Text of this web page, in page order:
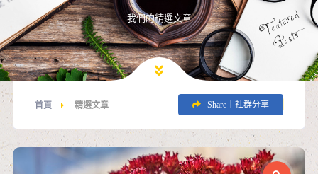
我們的精選文章
首頁 精選文章 Share｜社群分享